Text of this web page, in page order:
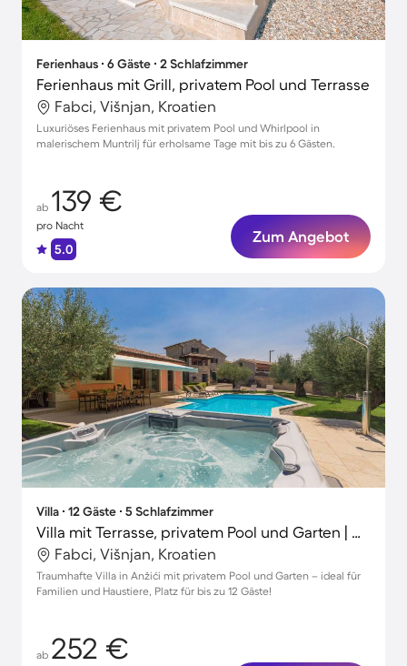
Ferienhaus ∙ 6 Gäste ∙ 2 Schlafzimmer
Ferienhaus mit Grill, privatem Pool und Terrasse
Fabci, Višnjan, Kroatien
Luxuriöses Ferienhaus mit privatem Pool und Whirlpool in
malerischem Muntrilj für erholsame Tage mit bis zu 6 Gästen.
ab 139 €
pro Nacht
5.0
Zum Angebot
Villa ∙ 12 Gäste ∙ 5 Schlafzimmer
Villa mit Terrasse, privatem Pool und Garten | Naturblick
Fabci, Višnjan, Kroatien
Traumhafte Villa in Anžići mit privatem Pool und Garten – ideal für
Familien und Haustiere, Platz für bis zu 12 Gäste!
ab 252 €